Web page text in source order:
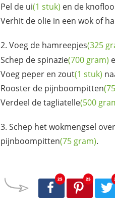
Pel de ui(1 stuk) en de
Verhit de olie in een wok of
Voeg de hamreepjes(325
Schep despinazie(700 gram)
Voeg peper en zout(1 stuk)
Rooster de pijnboompitten
Verdeel detagliatelle(500
Schep het wokmengsel
pijnboompitten(75 gram).
25 25